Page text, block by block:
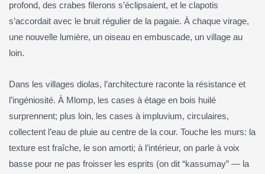
profond, des crabes filerons s’éclipsaient, et le clapotis
s’accordait avec le bruit régulier de la pagaie. À chaque virage,
une nouvelle lumière, un oiseau en embuscade, un village au
loin.
Dans les villages diolas, l’architecture raconte la résistance et
l’ingéniosité. À Mlomp, les cases à étage en bois huilé
surprennent; plus loin, les cases à impluvium, circulaires,
collectent l’eau de pluie au centre de la cour. Touche les murs: la
texture est fraîche, le son amorti; à l’intérieur, on parle à voix
basse pour ne pas froisser les esprits (on dit “kassumay” — la